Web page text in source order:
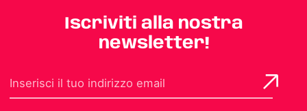
Iscriviti alla nostra
newsletter!